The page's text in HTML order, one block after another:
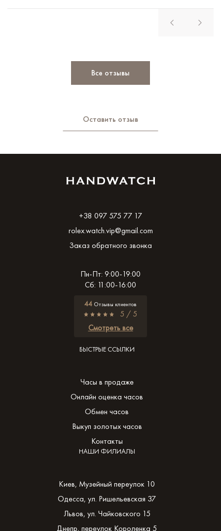
Все отзывы
Оставить отзыв
+38 097 575 77 17
rolex.watch.vip@gmail.com
Заказ обратного звонка
Пн-Пт: 9:00-19:00
Сб: 11:00-16:00
44 Отзывы клиентов
5 / 5
Смотреть все
БЫСТРЫЕ ССЫЛКИ
Часы в продаже
Онлайн оценка часов
Обмен часов
Выкуп золотых часов
Контакты
НАШИ ФИЛИАЛЫ
Киев, Музейный переулок 10
Одесса, ул. Ришельевская 37
Львов, ул. Чайковского 15
Днепр, переулок Короленка 5